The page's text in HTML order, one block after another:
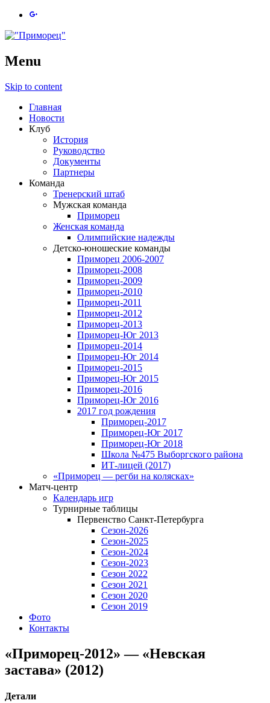
Menu
Skip to content
Главная
Новости
Клуб
История
Руководство
Документы
Партнеры
Команда
Тренерский штаб
Мужская команда
Приморец
Женская команда
Олимпийские надежды
Детско-юношеские команды
Приморец 2006-2007
Приморец-2008
Приморец-2009
Приморец-2010
Приморец-2011
Приморец-2012
Приморец-2013
Приморец-Юг 2013
Приморец-2014
Приморец-Юг 2014
Приморец-2015
Приморец-Юг 2015
Приморец-2016
Приморец-Юг 2016
2017 год рождения
Приморец-2017
Приморец-Юг 2017
Приморец-Юг 2018
Школа №475 Выборгского района
ИТ-лицей (2017)
«Приморец — регби на колясках»
Матч-центр
Календарь игр
Турнирные таблицы
Первенство Санкт-Петербурга
Сезон-2026
Сезон-2025
Сезон-2024
Сезон-2023
Сезон 2022
Сезон 2021
Сезон 2020
Сезон 2019
Фото
Контакты
«Приморец-2012» — «Невская
застава» (2012)
Детали